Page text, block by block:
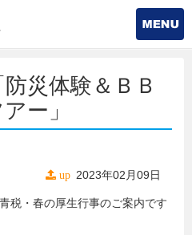
災体験＆ＢＢ
ー」
up 2023年02月09日
税・春の厚生行事のご案内です